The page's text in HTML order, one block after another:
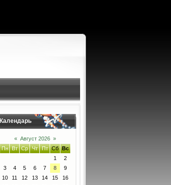
Календарь
« Август 2026 »
Пн Вт Ср Чт Пт Сб Вс
1
2
3
4 5 6 7 8
9
10
11 12 13 14 15
16